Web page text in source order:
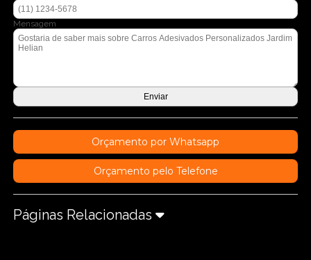
Mensagem
Orçamento por Whatsapp
Orçamento pelo Telefone
Páginas Relacionadas